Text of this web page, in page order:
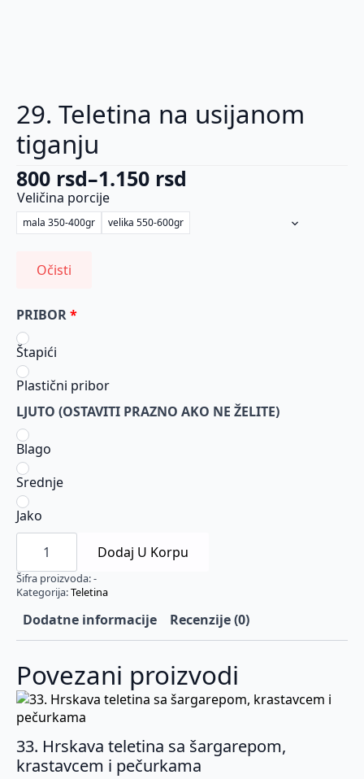
29. Teletina na usijanom
tiganju
800 rsd–1.150 rsd
Raspon
cena:
od
800 rsd
1.150 rsd
Veličina porcije
mala 350-400gr velika 550-600gr
Očisti
PRIBOR
Štapići
Plastični pribor
LJUTO (OSTAVITI PRAZNO AKO NE ŽELITE)
Blago
Srednje
Jako
29.
Teletina
usijanom
tiganju
količina
Dodaj U Korpu
Šifra proizvoda:-
Kategorija:Teletina
Dodatne informacije Recenzije (0)
Povezani proizvodi
33. Hrskava teletina sa šargarepom,
krastavcem i pečurkama